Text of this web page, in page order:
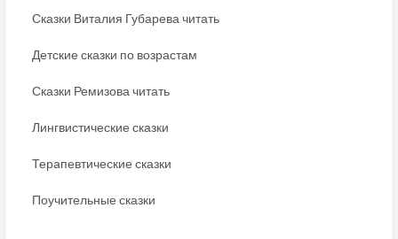
Сказки Виталия Губарева читать
Детские сказки по возрастам
Сказки Ремизова читать
Лингвистические сказки
Терапевтические сказки
Поучительные сказки